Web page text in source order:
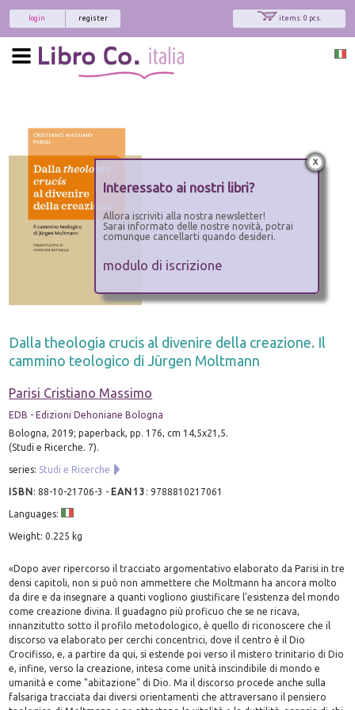
items: 0 pcs.
register
login
Dalla theologia crucis al divenire della creazione. Il
cammino teologico di Jürgen Moltmann
Parisi Cristiano Massimo
EDB - Edizioni Dehoniane Bologna
Bologna, 2019; paperback, pp. 176, cm 14,5x21,5.
(Studi e Ricerche. 7).
series: Studi e Ricerche
ISBN:88-10-21706-3 - EAN13 :9788810217061
Languages:
Weight: 0.225 kg
«Dopo aver ripercorso il tracciato argomentativo elaborato da Parisi in tre
densi capitoli, non si può non ammettere che Moltmann ha ancora molto
da dire e da insegnare a quanti vogliono giustificare l'esistenza del mondo
come creazione divina. Il guadagno più proficuo che se ne ricava,
innanzitutto sotto il profilo metodologico, è quello di riconoscere che il
discorso va elaborato per cerchi concentrici, dove il centro è il Dio
Crocifisso, e, a partire da qui, si estende poi verso il mistero trinitario di Dio
e, infine, verso la creazione, intesa come unità inscindibile di mondo e
umanità e come "abitazione" di Dio. Ma il discorso procede anche sulla
falsariga tracciata dai diversi orientamenti che attraversano il pensiero
x
Interessato ai nostri libri?
Allora iscriviti alla nostra newsletter!
Sarai informato delle nostre novità, potrai
comunque cancellarti quando desideri.
modulo di iscrizione